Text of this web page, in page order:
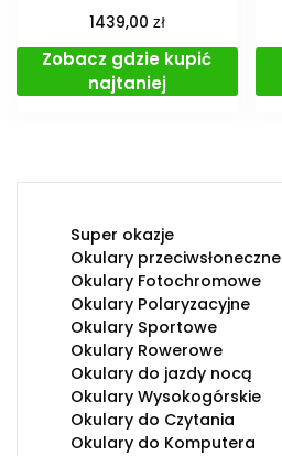
1439,00 zł
Zobacz gdzie kupić
najtaniej
Super okazje
Okulary przeciwsłoneczne
Okulary Fotochromowe
Okulary Polaryzacyjne
Okulary Sportowe
Okulary Rowerowe
Okulary do jazdy nocą
Okulary Wysokogórskie
Okulary do Czytania
Okulary do Komputera